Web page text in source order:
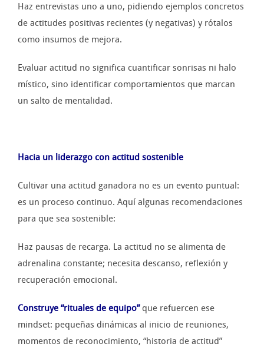
Haz entrevistas uno a uno, pidiendo ejemplos concretos
de actitudes positivas recientes (y negativas) y rótalos
como insumos de mejora.
Evaluar actitud no significa cuantificar sonrisas ni halo
místico, sino identificar comportamientos que marcan
un salto de mentalidad.
Hacia un liderazgo con actitud sostenible
Cultivar una actitud ganadora no es un evento puntual:
es un proceso continuo. Aquí algunas recomendaciones
para que sea sostenible:
Haz pausas de recarga. La actitud no se alimenta de
adrenalina constante; necesita descanso, reflexión y
recuperación emocional.
Construye “rituales de equipo”que refuercen ese
mindset: pequeñas dinámicas al inicio de reuniones,
momentos de reconocimiento, “historia de actitud”